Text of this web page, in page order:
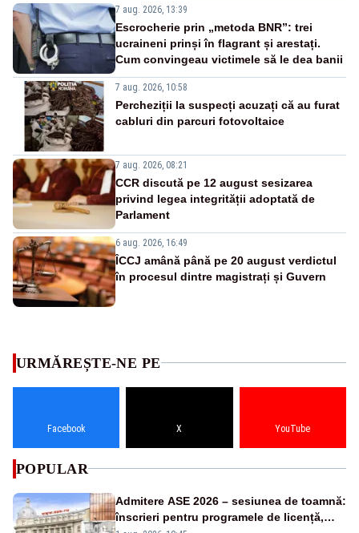
7 aug. 2026, 13:39
Escrocherie prin „metoda BNR”: trei
ucraineni prinși în flagrant și arestați.
Cum convingeau victimele să le dea banii
7 aug. 2026, 10:58
Percheziții la suspecți acuzați că au furat
cabluri din parcuri fotovoltaice
7 aug. 2026, 08:21
CCR discută pe 12 august sesizarea
privind legea integrității adoptată de
Parlament
6 aug. 2026, 16:49
ÎCCJ amână până pe 20 august verdictul
în procesul dintre magistrați și Guvern
URMĂREȘTE-NE PE
Facebook X YouTube
POPULAR
Admitere ASE 2026 – sesiunea de toamnă:
înscrieri pentru programele de licență,